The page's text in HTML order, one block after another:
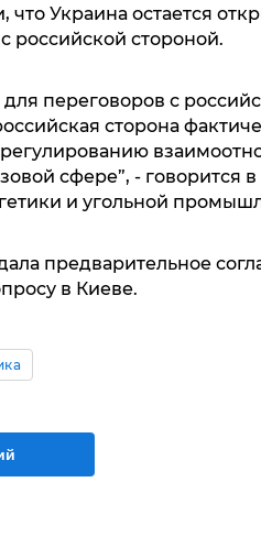
Украина остается
российской стороной.
переговоров с
сторона
сфере”, - говорится
и угольной
предварительное
в Киеве.